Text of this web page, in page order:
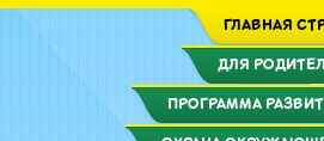
ГЛАВНАЯ
ДЛЯ
ПРОГРАММА